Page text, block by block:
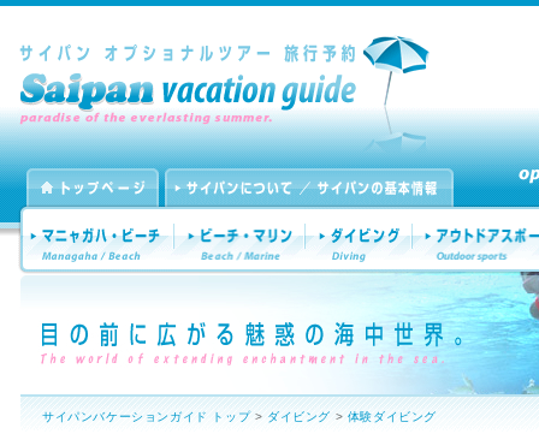
サイパンバケーションガイド トップ> ダイビング > 体験ダイビング